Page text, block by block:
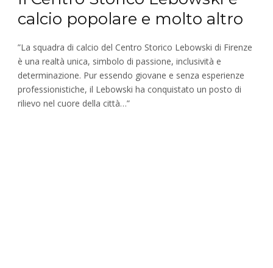
calcio popolare e molto altro
”La squadra di calcio del Centro Storico Lebowski di Firenze
è una realtà unica, simbolo di passione, inclusività e
determinazione. Pur essendo giovane e senza esperienze
professionistiche, il Lebowski ha conquistato un posto di
rilievo nel cuore della città…”